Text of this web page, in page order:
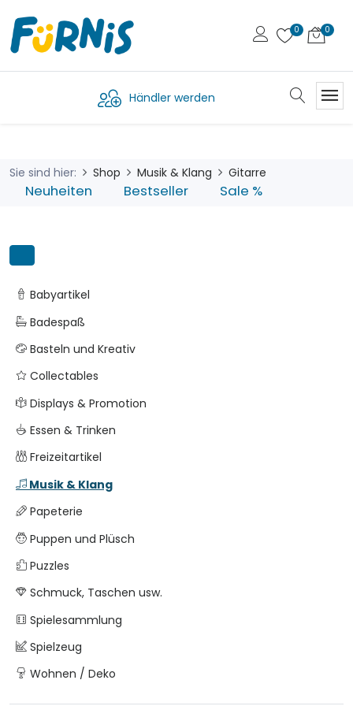
Händler werden
Sie sind hier: Shop Musik & Klang Gitarre
Neuheiten Bestseller Sale %
Babyartikel
Badespaß
Basteln und Kreativ
Collectables
Displays & Promotion
Essen & Trinken
Freizeitartikel
Musik & Klang
Papeterie
Puppen und Plüsch
Puzzles
Schmuck, Taschen usw.
Spielesammlung
Spielzeug
Wohnen / Deko